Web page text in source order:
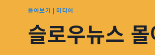
몰아보기 | 미디어
슬로우뉴스